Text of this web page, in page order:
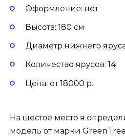
Оформление: нет
Высота: 180 см
Диаметр нижнего
Количество ярусов: 14
Цена: от 18000 р.
На шестое место я
модель от марки